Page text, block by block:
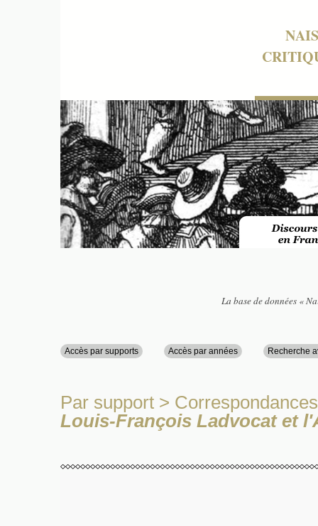
La base de données «
Accès par supports Accès par années Recherche
Par support > Correspondances
Louis-François Ladvocat et